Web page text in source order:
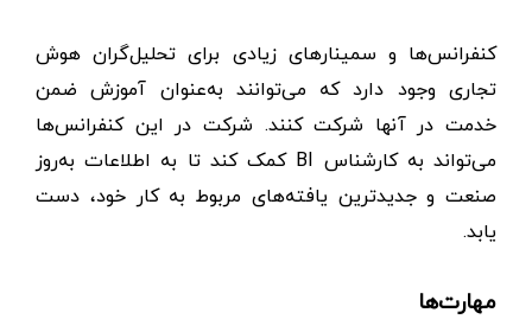
کنفرانس‌ها و سمینارهای زیادی برای تحلیل‌گران هوش
تجاری وجود دارد که می‌توانند به‌عنوان آموزش ضمن
خدمت در آنها شرکت کنند. شرکت در این کنفرانس‌ها
می‌تواند به کارشناس BI کمک کند تا به اطلاعات به‌روز
صنعت و جدیدترین یافته‌های مربوط به کار خود، دست
یابد.
مهارت‌ها